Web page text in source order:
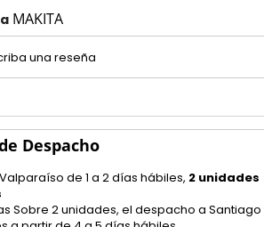
MAKITA
una reseña
Despacho
de 1 a 2 días hábiles, 2 unidades
Sobre 2 unidades, el despacho a Santiago